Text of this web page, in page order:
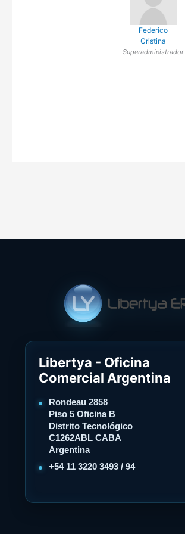
Federico
Cristina
Superadministrador
Libertya - Oficina
Comercial Argentina
Rondeau 2858
Piso 5 Oficina B
Distrito Tecnológico
C1262ABL CABA
Argentina
+54 11 3220 3493 / 94